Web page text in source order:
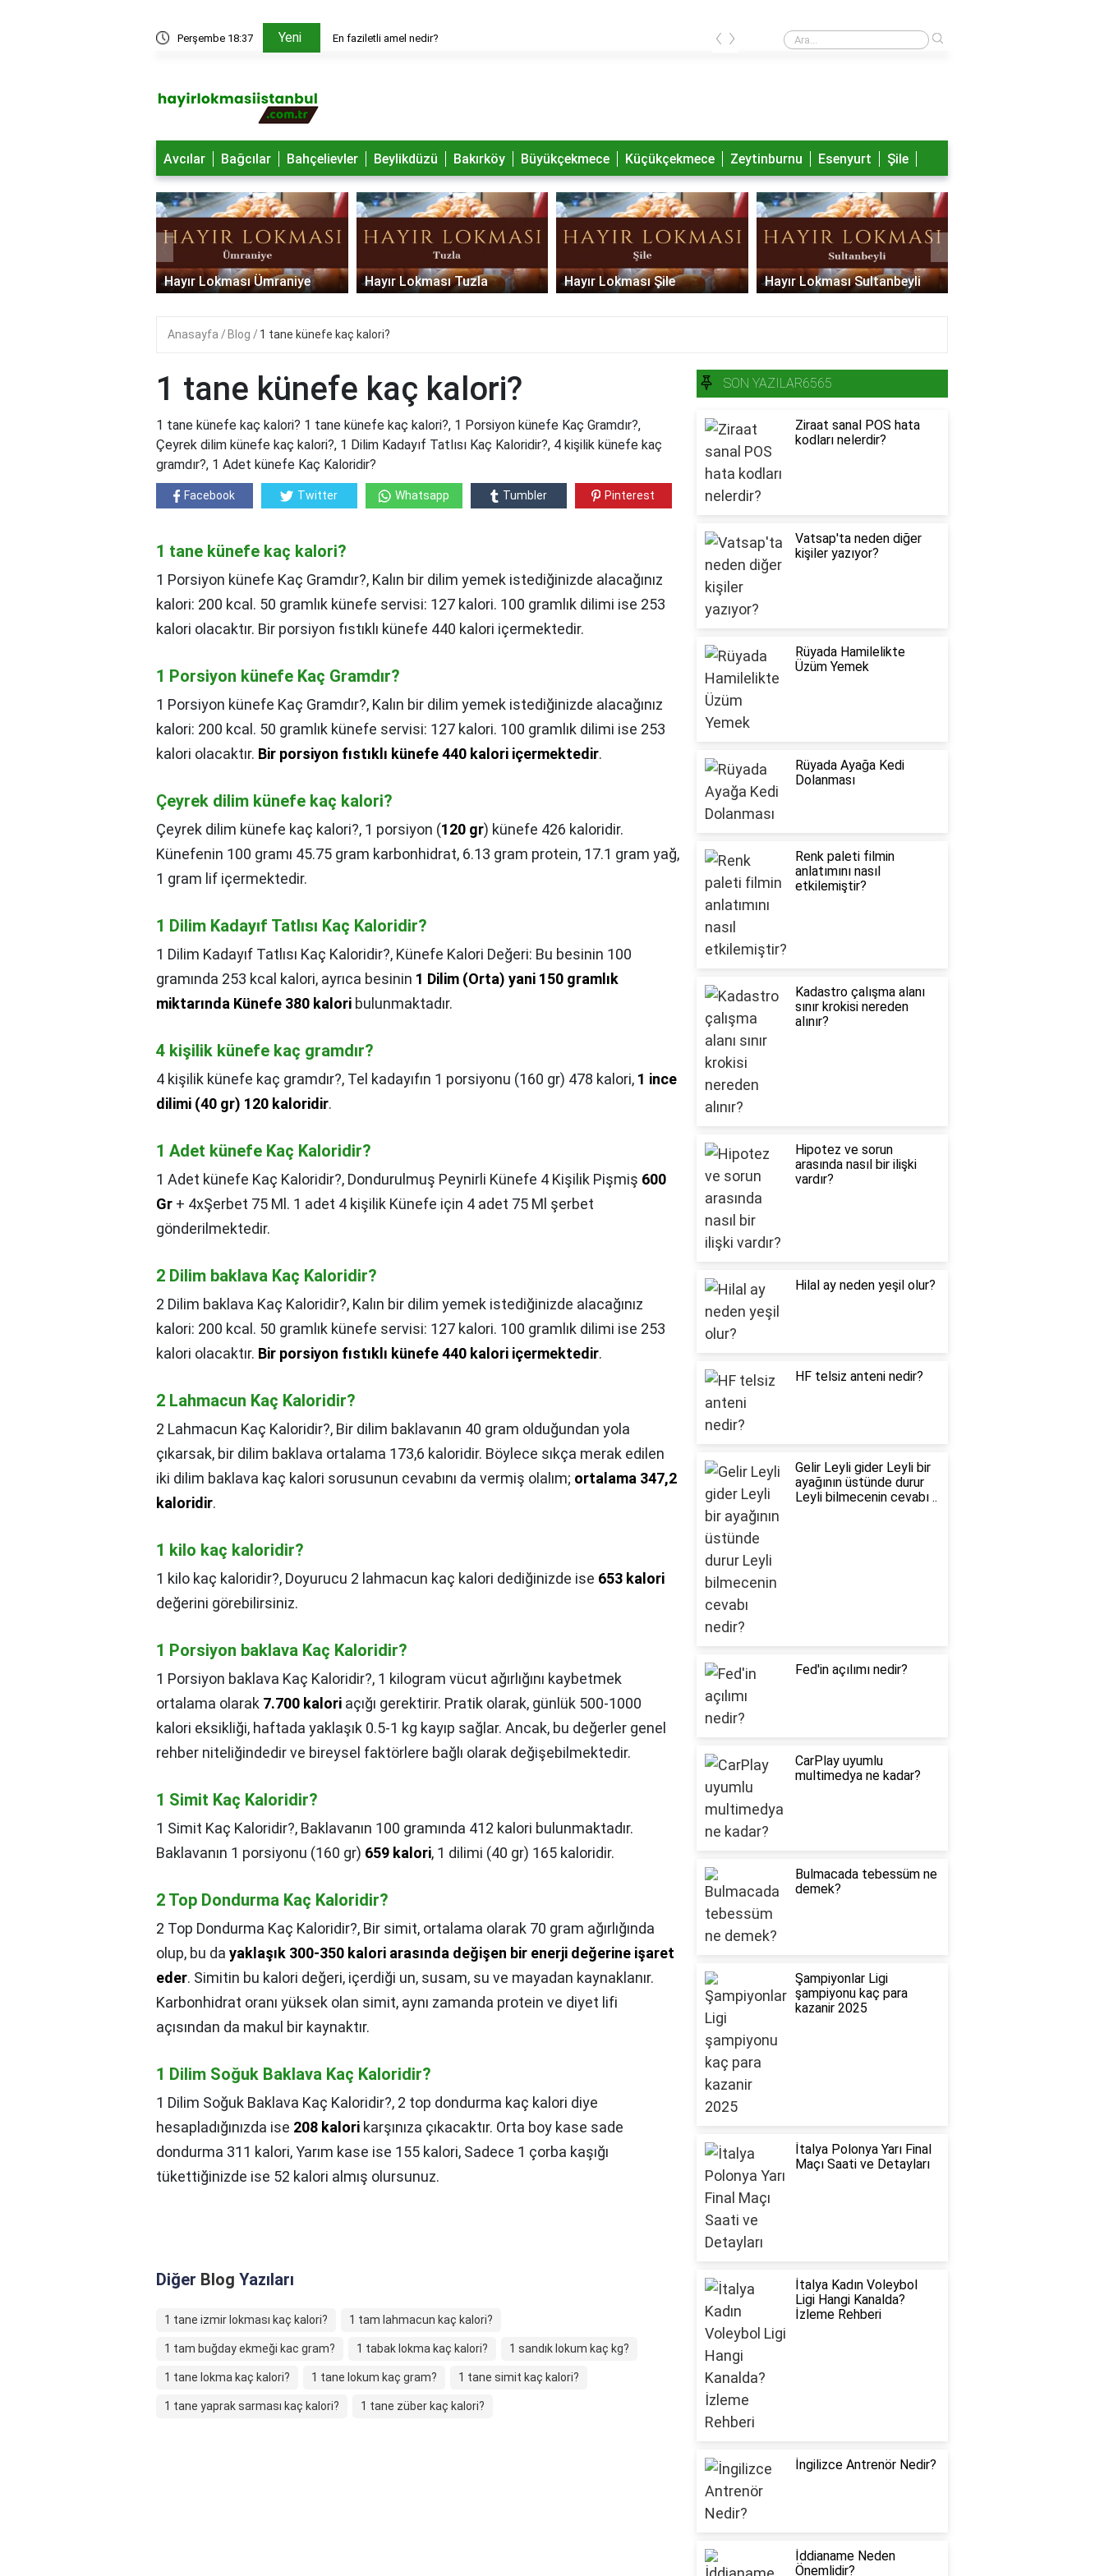
Perşembe 18:37 Yeni Rüyada bir insana yardım etmek ne anlama gelir? Nayib Bukele aslen nereli?
‹ ›
Avcılar Bağcılar Bahçelievler Beylikdüzü Bakırköy Büyükçekmece Küçükçekmece Zeytinburnu Esenyurt Şile
Hayır Lokması Tuzla Hayır Lokması Şile Hayır Lokması Sultanbeyli Hayır Lokması Sancaktepe
‹ ›
Anasayfa Blog 1 tane künefe kaç kalori?
1 tane künefe kaç kalori?
1 tane künefe kaç kalori? 1 tane künefe kaç kalori?, 1 Porsiyon künefe Kaç Gramdır?,
Çeyrek dilim künefe kaç kalori?, 1 Dilim Kadayıf Tatlısı Kaç Kaloridir?, 4 kişilik künefe kaç
gramdır?, 1 Adet künefe Kaç Kaloridir?
Facebook Twitter Whatsapp Tumbler Pinterest
1 tane künefe kaç kalori?
1 Porsiyon künefe Kaç Gramdır?, Kalın bir dilim yemek istediğinizde alacağınız
kalori: 200 kcal. 50 gramlık künefe servisi: 127 kalori. 100 gramlık dilimi ise 253
kalori olacaktır. Bir porsiyon fıstıklı künefe 440 kalori içermektedir.
1 Porsiyon künefe Kaç Gramdır?
1 Porsiyon künefe Kaç Gramdır?, Kalın bir dilim yemek istediğinizde alacağınız
kalori: 200 kcal. 50 gramlık künefe servisi: 127 kalori. 100 gramlık dilimi ise 253
kalori olacaktır. Bir porsiyon fıstıklı künefe 440 kalori içermektedir.
Çeyrek dilim künefe kaç kalori?
Çeyrek dilim künefe kaç kalori?, 1 porsiyon (120 gr) künefe 426 kaloridir.
Künefenin 100 gramı 45.75 gram karbonhidrat, 6.13 gram protein, 17.1 gram yağ,
1 gram lif içermektedir.
1 Dilim Kadayıf Tatlısı Kaç Kaloridir?
1 Dilim Kadayıf Tatlısı Kaç Kaloridir?, Künefe Kalori Değeri: Bu besinin 100
gramında 253 kcal kalori, ayrıca besinin 1 Dilim (Orta) yani 150 gramlık
miktarında Künefe 380 kalori bulunmaktadır.
4 kişilik künefe kaç gramdır?
4 kişilik künefe kaç gramdır?, Tel kadayıfın 1 porsiyonu (160 gr) 478 kalori, 1 ince
dilimi (40 gr) 120 kaloridir.
1 Adet künefe Kaç Kaloridir?
1 Adet künefe Kaç Kaloridir?, Dondurulmuş Peynirli Künefe 4 Kişilik Pişmiş 600
Gr + 4xŞerbet 75 Ml. 1 adet 4 kişilik Künefe için 4 adet 75 Ml şerbet
gönderilmektedir.
2 Dilim baklava Kaç Kaloridir?
2 Dilim baklava Kaç Kaloridir?, Kalın bir dilim yemek istediğinizde alacağınız
kalori: 200 kcal. 50 gramlık künefe servisi: 127 kalori. 100 gramlık dilimi ise 253
kalori olacaktır. Bir porsiyon fıstıklı künefe 440 kalori içermektedir.
2 Lahmacun Kaç Kaloridir?
2 Lahmacun Kaç Kaloridir?, Bir dilim baklavanın 40 gram olduğundan yola
çıkarsak, bir dilim baklava ortalama 173,6 kaloridir. Böylece sıkça merak edilen
iki dilim baklava kaç kalori sorusunun cevabını da vermiş olalım; ortalama 347,2
kaloridir.
1 kilo kaç kaloridir?
1 kilo kaç kaloridir?, Doyurucu 2 lahmacun kaç kalori dediğinizde ise 653 kalori
değerini görebilirsiniz.
1 Porsiyon baklava Kaç Kaloridir?
1 Porsiyon baklava Kaç Kaloridir?, 1 kilogram vücut ağırlığını kaybetmek
ortalama olarak 7.700 kalori açığı gerektirir. Pratik olarak, günlük 500-1000
kalori eksikliği, haftada yaklaşık 0.5-1 kg kayıp sağlar. Ancak, bu değerler genel
rehber niteliğindedir ve bireysel faktörlere bağlı olarak değişebilmektedir.
1 Simit Kaç Kaloridir?
1 Simit Kaç Kaloridir?, Baklavanın 100 gramında 412 kalori bulunmaktadır.
Baklavanın 1 porsiyonu (160 gr) 659 kalori, 1 dilimi (40 gr) 165 kaloridir.
2 Top Dondurma Kaç Kaloridir?
2 Top Dondurma Kaç Kaloridir?, Bir simit, ortalama olarak 70 gram ağırlığında
olup, bu da yaklaşık 300-350 kalori arasında değişen bir enerji değerine işaret
eder. Simitin bu kalori değeri, içerdiği un, susam, su ve mayadan kaynaklanır.
Karbonhidrat oranı yüksek olan simit, aynı zamanda protein ve diyet lifi
açısından da makul bir kaynaktır.
1 Dilim Soğuk Baklava Kaç Kaloridir?
1 Dilim Soğuk Baklava Kaç Kaloridir?, 2 top dondurma kaç kalori diye
hesapladığınızda ise 208 kalori karşınıza çıkacaktır. Orta boy kase sade
dondurma 311 kalori, Yarım kase ise 155 kalori, Sadece 1 çorba kaşığı
tükettiğinizde ise 52 kalori almış olursunuz.
Diğer Blog Yazıları
1 tane izmir lokması kaç kalori? 1 tam lahmacun kaç kalori?
1 tam buğday ekmeği kac gram? 1 tabak lokma kaç kalori? 1 sandık lokum kaç kg?
1 tane lokma kaç kalori? 1 tane lokum kaç gram? 1 tane simit kaç kalori?
1 tane yaprak sarması kaç kalori? 1 tane züber kaç kalori?
SON YAZILAR6565
Ziraat sanal POS hata
kodları nelerdir?
Vatsap'ta neden diğer
kişiler yazıyor?
Rüyada Hamilelikte
Üzüm Yemek
Rüyada Ayağa Kedi
Dolanması
Renk paleti filmin
anlatımını nasıl
etkilemiştir?
Kadastro çalışma alanı
sınır krokisi nereden
alınır?
Hipotez ve sorun
arasında nasıl bir ilişki
vardır?
Hilal ay neden yeşil olur?
HF telsiz anteni nedir?
Gelir Leyli gider Leyli bir
ayağının üstünde durur
Leyli bilmecenin cevabı ..
Fed'in açılımı nedir?
CarPlay uyumlu
multimedya ne kadar?
Bulmacada tebessüm ne
demek?
Şampiyonlar Ligi
şampiyonu kaç para
kazanir 2025
İtalya Polonya Yarı Final
Maçı Saati ve Detayları
İtalya Kadın Voleybol
Ligi Hangi Kanalda?
İzleme Rehberi
İngilizce Antrenör Nedir?
İddianame Neden
Önemlidir?